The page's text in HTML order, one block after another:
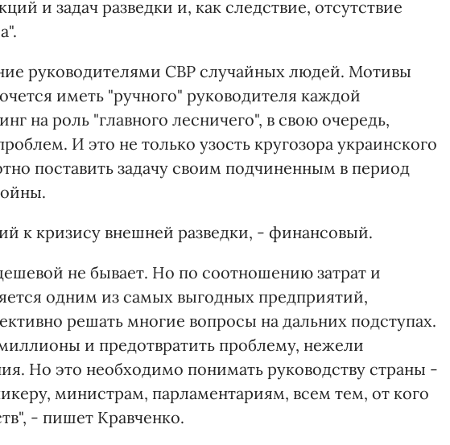
и задач разведки и, как следствие, отсутствие
руководителями СВР случайных людей. Мотивы
иметь "ручного" руководителя каждой
на роль "главного лесничего", в свою очередь,
И это не только узость кругозора украинского
поставить задачу своим подчиненным в период
к кризису внешней разведки, - финансовый.
не бывает. Но по соотношению затрат и
одним из самых выгодных предприятий,
решать многие вопросы на дальних подступах.
и предотвратить проблему, нежели
Но это необходимо понимать руководству страны -
министрам, парламентариям, всем тем, от кого
- пишет Кравченко.